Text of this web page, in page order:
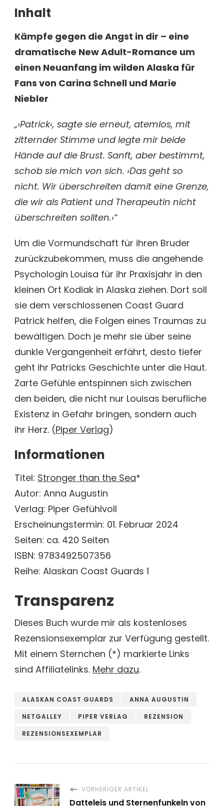
Inhalt
Kämpfe gegen die Angst in dir – eine
dramatische New Adult-Romance um
einen Neuanfang im wilden Alaska für
Fans von Carina Schnell und Marie
Niebler
„›Patrick‹, sagte sie erneut, atemlos, mit
zitternder Stimme und legte mir beide
Hände auf die Brust. Sanft, aber bestimmt,
schob sie mich von sich. ›Das geht so
nicht. Wir überschreiten damit eine Grenze,
die wir als Patient und Therapeutin nicht
überschreiten sollten.‹“
Um die Vormundschaft für ihren Bruder
zurückzubekommen, muss die angehende
Psychologin Louisa für ihr Praxisjahr in den
kleinen Ort Kodiak in Alaska ziehen. Dort soll
sie dem verschlossenen Coast Guard
Patrick helfen, die Folgen eines Traumas zu
bewältigen. Doch je mehr sie über seine
dunkle Vergangenheit erfährt, desto tiefer
geht ihr Patricks Geschichte unter die Haut.
Zarte Gefühle entspinnen sich zwischen
den beiden, die nicht nur Louisas berufliche
Existenz in Gefahr bringen, sondern auch
ihr Herz. (Piper Verlag)
Informationen
Titel: Stronger than the Sea*
Autor: Anna Augustin
Verlag: Piper Gefühlvoll
Erscheinungstermin: 01. Februar 2024
Seiten: ca. 420 Seiten
ISBN: 9783492507356
Reihe: Alaskan Coast Guards 1
Transparenz
Dieses Buch wurde mir als kostenloses
Rezensionsexemplar zur Verfügung gestellt.
Mit einem Sternchen (*) markierte Links
sind Affiliatelinks. Mehr dazu.
ALASKAN COAST GUARDS
ANNA AUGUSTIN
NETGALLEY
PIPER VERLAG
REZENSION
REZENSIONSEXEMPLAR
VORHERIGER ARTIKEL
Datteleis und Sternenfunkeln von